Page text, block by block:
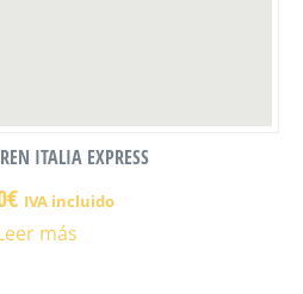
ITALIA EXPRESS
€ IVA incluido
más